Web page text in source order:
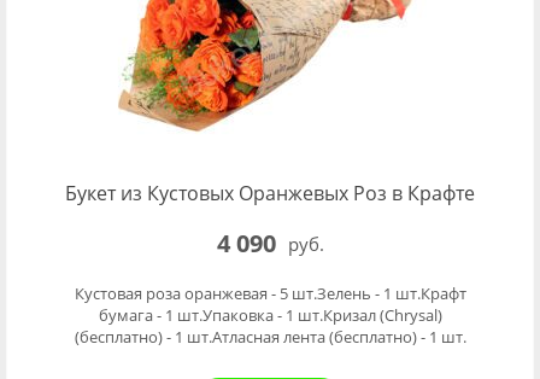
Букет из Кустовых Оранжевых Роз в Крафте
4 090 руб.
Кустовая роза оранжевая - 5 шт.Зелень - 1 шт.Крафт
бумага - 1 шт.Упаковка - 1 шт.Кризал (Chrysal)
(бесплатно) - 1 шт.Атласная лента (бесплатно) - 1 шт.